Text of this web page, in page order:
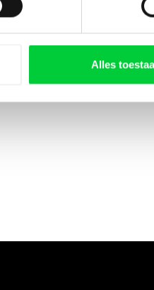
Alles
van de zetgroep